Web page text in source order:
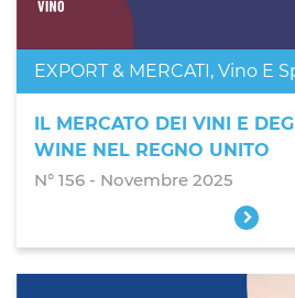
EXPORT & MERCATI, Vino E
IL MERCATO DEI VINI E
WINE NEL REGNO UNITO
N° 156 - Novembre 2025